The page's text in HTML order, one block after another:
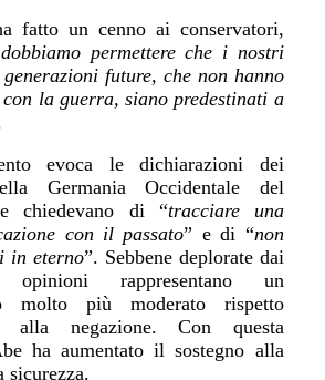
fatto un cenno ai conservatori,
permettere che i nostri
future, che non hanno
la guerra, siano predestinati a
evoca le dichiarazioni dei
Germania Occidentale del
chiedevano di “tracciare una
con il passato” e di “non
in eterno”. Sebbene deplorate dai
rappresentano un
molto più moderato rispetto
alla negazione. Con questa
ha aumentato il sostegno alla
sicurezza.